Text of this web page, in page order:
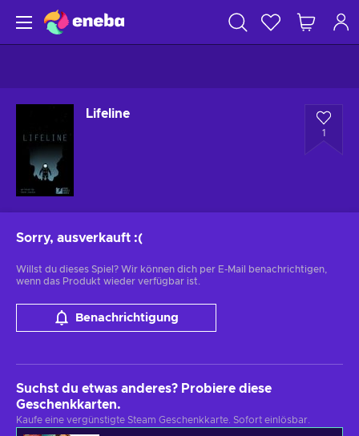
Lifeline
1
Sorry, ausverkauft :(
Willst du dieses Spiel? Wir können dich per E-Mail benachrichtigen,
wenn das Produkt wieder verfügbar ist.
Benachrichtigung
Suchst du etwas anderes? Probiere diese
Geschenkkarten.
Kaufe eine vergünstigte Steam Geschenkkarte. Sofort einlösbar.